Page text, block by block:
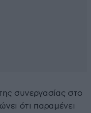
συνεργασίας στο
ότι παραμένει